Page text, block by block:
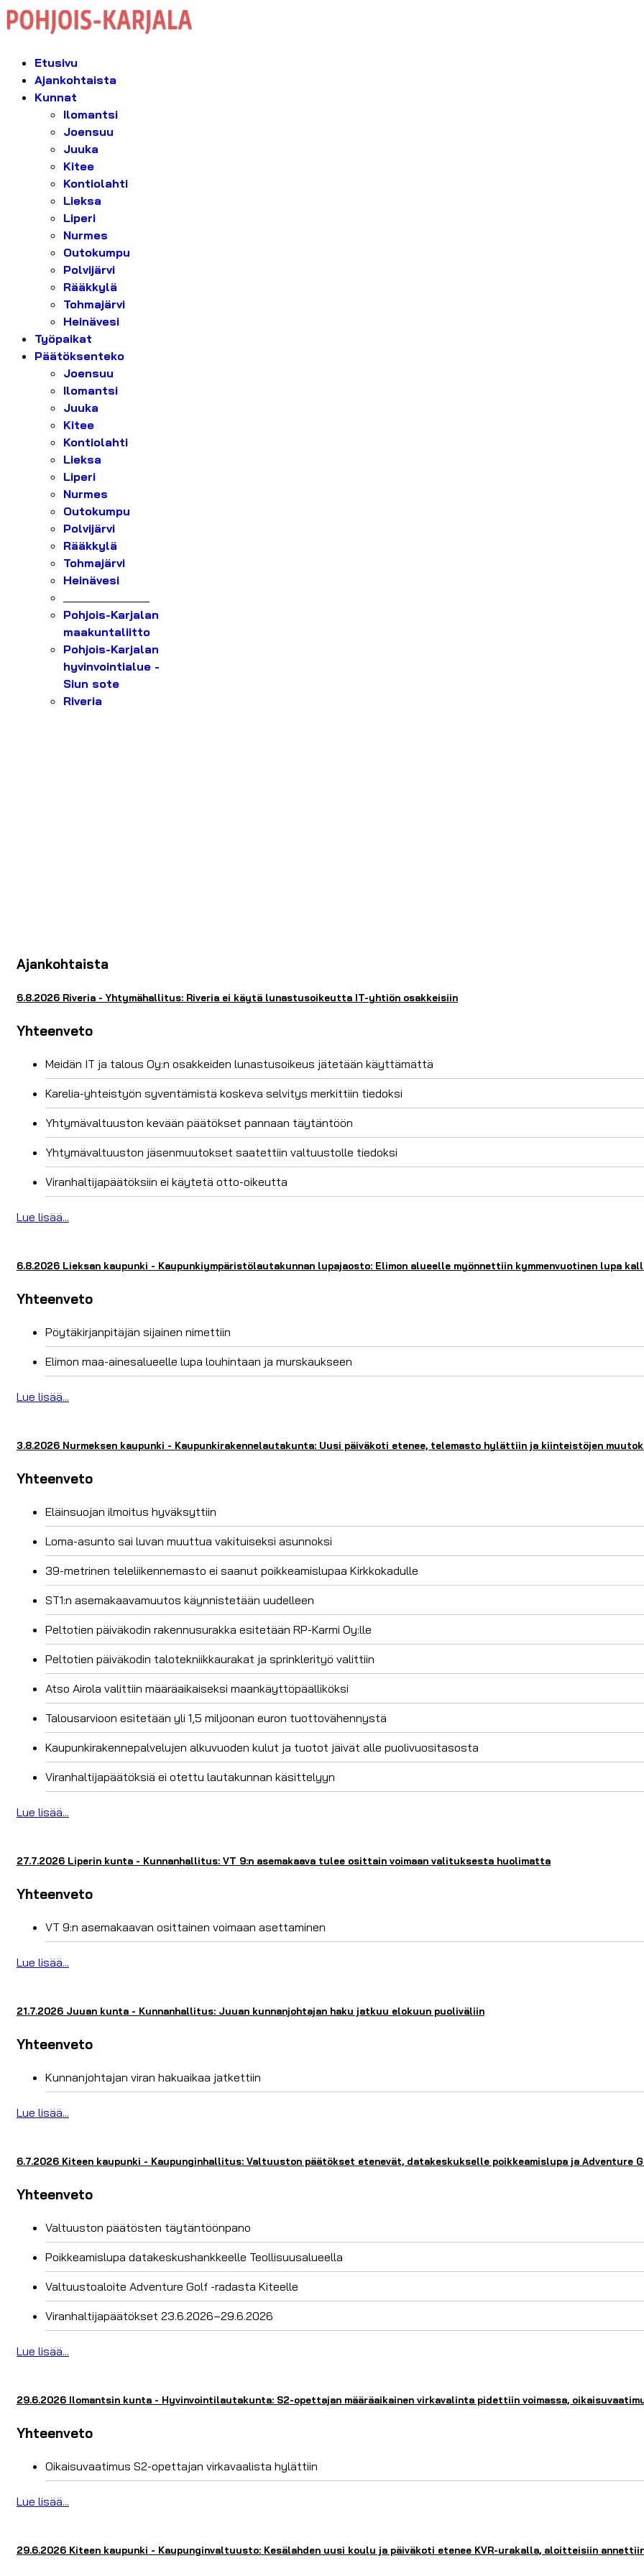
Etusivu
Ajankohtaista
Kunnat
Ilomantsi
Joensuu
Juuka
Kitee
Kontiolahti
Lieksa
Liperi
Nurmes
Outokumpu
Polvijärvi
Rääkkylä
Tohmajärvi
Heinävesi
Työpaikat
Päätöksenteko
Joensuu
Ilomantsi
Juuka
Kitee
Kontiolahti
Lieksa
Liperi
Nurmes
Outokumpu
Polvijärvi
Rääkkylä
Tohmajärvi
Heinävesi
Pohjois-Karjalan
maakuntaliitto
Pohjois-Karjalan
hyvinvointialue -
Siun sote
Riveria
Ajankohtaista
6.8.2026 Riveria - Yhtymähallitus: Riveria ei käytä lunastusoikeutta IT-yhtiön osakkeisiin
Yhteenveto
Meidän IT ja talous Oy:n osakkeiden lunastusoikeus jätetään käyttämättä
Karelia-yhteistyön syventämistä koskeva selvitys merkittiin tiedoksi
Yhtymävaltuuston kevään päätökset pannaan täytäntöön
Yhtymävaltuuston jäsenmuutokset saatettiin valtuustolle tiedoksi
Viranhaltijapäätöksiin ei käytetä otto-oikeutta
Lue lisää...
6.8.2026 Lieksan kaupunki - Kaupunkiympäristölautakunnan lupajaosto: Elimon alueelle myönnettiin kymmenvuotinen lupa
Yhteenveto
Pöytäkirjanpitäjän sijainen nimettiin
Elimon maa-ainesalueelle lupa louhintaan ja murskaukseen
Lue lisää...
3.8.2026 Nurmeksen kaupunki - Kaupunkirakennelautakunta: Uusi päiväkoti etenee, telemasto hylättiin ja kiinteistöjen
Yhteenveto
Eläinsuojan ilmoitus hyväksyttiin
Loma-asunto sai luvan muuttua vakituiseksi asunnoksi
39-metrinen teleliikennemasto ei saanut poikkeamislupaa Kirkkokadulle
ST1:n asemakaavamuutos käynnistetään uudelleen
Peltotien päiväkodin rakennusurakka esitetään RP-Karmi Oy:lle
Peltotien päiväkodin talotekniikkaurakat ja sprinklerityö valittiin
Atso Airola valittiin määräaikaiseksi maankäyttöpäälliköksi
Talousarvioon esitetään yli 1,5 miljoonan euron tuottovähennystä
Kaupunkirakennepalvelujen alkuvuoden kulut ja tuotot jäivät alle puolivuositasosta
Viranhaltijapäätöksiä ei otettu lautakunnan käsittelyyn
Lue lisää...
27.7.2026 Liperin kunta - Kunnanhallitus: VT 9:n asemakaava tulee osittain voimaan valituksesta huolimatta
Yhteenveto
VT 9:n asemakaavan osittainen voimaan asettaminen
Lue lisää...
21.7.2026 Juuan kunta - Kunnanhallitus: Juuan kunnanjohtajan haku jatkuu elokuun puoliväliin
Yhteenveto
Kunnanjohtajan viran hakuaikaa jatkettiin
Lue lisää...
6.7.2026 Kiteen kaupunki - Kaupunginhallitus: Valtuuston päätökset etenevät, datakeskukselle poikkeamislupa ja Adventure
Yhteenveto
Valtuuston päätösten täytäntöönpano
Poikkeamislupa datakeskushankkeelle Teollisuusalueella
Valtuustoaloite Adventure Golf -radasta Kiteelle
Viranhaltijapäätökset 23.6.2026–29.6.2026
Lue lisää...
29.6.2026 Ilomantsin kunta - Hyvinvointilautakunta: S2-opettajan määräaikainen virkavalinta pidettiin voimassa,
Yhteenveto
Oikaisuvaatimus S2-opettajan virkavaalista hylättiin
Lue lisää...
29.6.2026 Kiteen kaupunki - Kaupunginvaltuusto: Kesälahden uusi koulu ja päiväkoti etenee KVR-urakalla, aloitteisiin